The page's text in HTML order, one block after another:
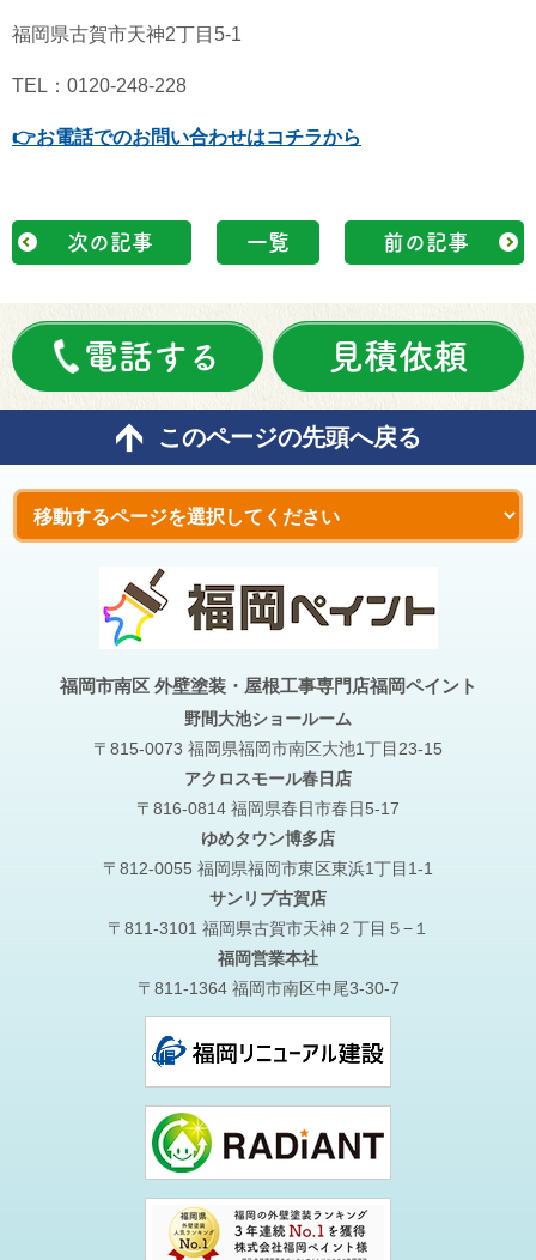
福岡県古賀市天神2丁目5-1
TEL：0120-248-228
👉お電話でのお問い合わせはコチラから
次の記事 一覧 前の記事
電話する 見積依頼
このページの先頭へ戻る
福岡市南区 外壁塗装・屋根工事専門店福岡ペイント
野間大池ショールーム
〒815-0073 福岡県福岡市南区大池1丁目23-15
アクロスモール春日店
〒816-0814 福岡県春日市春日5-17
ゆめタウン博多店
〒812-0055 福岡県福岡市東区東浜1丁目1-1
サンリブ古賀店
〒811-3101 福岡県古賀市天神２丁目５−１
福岡営業本社
〒811-1364 福岡市南区中尾3-30-7